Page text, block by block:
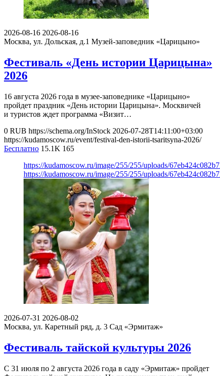
2026-08-16 2026-08-16
Москва, ул. Дольская, д.1 Музей-заповедник «Царицыно»
Фестиваль «День истории Царицына»
2026
16 августа 2026 года в музее-заповеднике «Царицыно»
пройдет праздник «День истории Царицына». Москвичей
и туристов ждет программа «Визит…
0 RUB https://schema.org/InStock 2026-07-28T14:11:00+03:00
https://kudamoscow.ru/event/festival-den-istorii-tsaritsyna-2026/
Бесплатно 15.1K 165
https://kudamoscow.ru/image/255/255/uploads/
https://kudamoscow.ru/image/255/255/uploads/
2026-07-31 2026-08-02
Москва, ул. Каретный ряд, д. 3 Сад «Эрмитаж»
Фестиваль тайской культуры 2026
С 31 июля по 2 августа 2026 года в саду «Эрмитаж» пройдет